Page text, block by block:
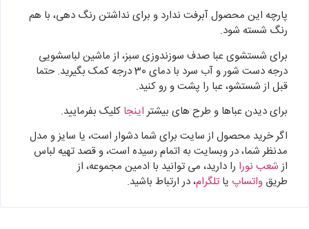
پارچه این محصول آبرفت ندارد و برای نداشتن رنگ دهی، با هم
رنگ شسته شود.
برای شستشوی عبا صدف سوزندوزی سبز، از ماشین لباسشویی
درجه دست شور و آب سرد با دمای 30 درجه کمک بگیرید. حتما
قبل از شستشو، عبا را پشت و رو کنید.
برای دیدن عباها و طرح های بیشتر اینجا کلیک بفرمایید.
اگر خرید محصول از سایت برای شما دشوار است، یا سایز و مدل
مدنظر شما، در وبسایت به اتمام رسیده است، و قصد تهیه لباس
ازشعب نورا را دارید، می توانید با ادمین مجموعه، از
طریق واتساپ یا تلگرام، در ارتباط باشید.